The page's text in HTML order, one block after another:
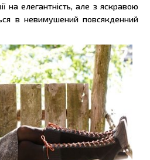
на елегантність, але з яскравою
в невимушений повсякденний